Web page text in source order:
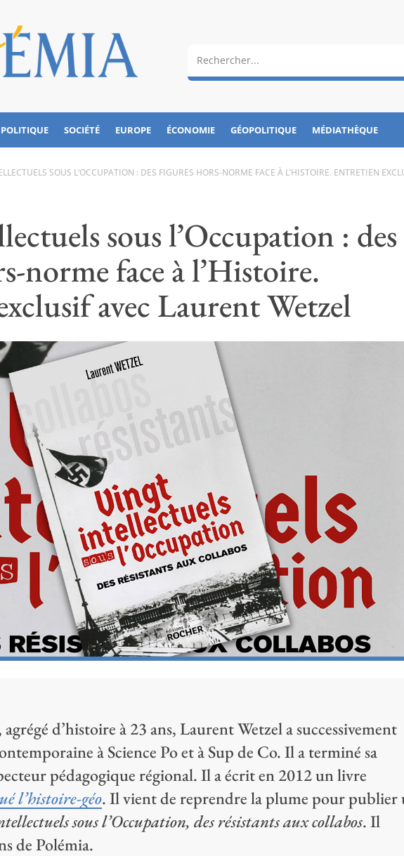
POLITIQUE SOCIÉTÉ EUROPE ÉCONOMIE GÉOPOLITIQUE MÉDIATHÈQUE
SOUS L’OCCUPATION : DES FIGURES HORS-NORME FACE À L’HISTOIRE. ENTRETIEN
sous l’Occupation : des
norme face à l’Histoire.
avec Laurent Wetzel
d’histoire à 23 ans, Laurent Wetzel a successivement
à Science Po et à Sup de Co. Il a terminé sa
pédagogique régional. Il a écrit en 2012 un livre
l’histoire-géo. Il vient de reprendre la plume pour publier
sous l’Occupation, des résistants aux collabos. Il
de Polémia.